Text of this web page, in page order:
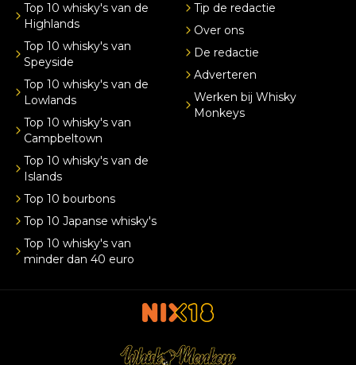
Top 10 whisky's van de
Highlands
Top 10 whisky's van
Speyside
Top 10 whisky's van de
Lowlands
Top 10 whisky's van
Campbeltown
Top 10 whisky's van de
Islands
Top 10 bourbons
Top 10 Japanse whisky's
Top 10 whisky's van
minder dan 40 euro
Tip de redactie
Over ons
De redactie
Adverteren
Werken bij Whisky
Monkeys